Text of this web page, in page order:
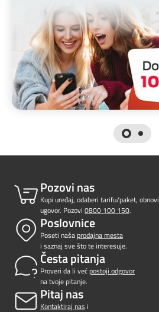
Pozovi nas
Kupi uređaj, odaberi tarifu/paket, obnovi
ugovor. Pozovi 0800 100 150.
Poslovnice
Poseti našaprodajna mesta
i saznaj sve što te interesuje.
Česta pitanja
Proveri da li većpostoji odgovor
na tvoje pitanje.
Pitaj nas
Kontaktiraj nas i